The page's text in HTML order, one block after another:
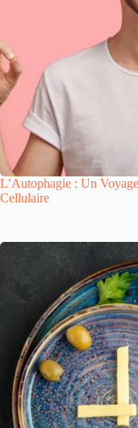
L’Autophagie : Un
Cellulaire